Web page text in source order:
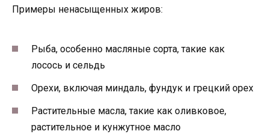
Примеры ненасыщенных жиров:
Рыба, особенно масляные сорта, такие как
лосось и сельдь
Орехи, включая миндаль, фундук и грецкий орех
Растительные масла, такие как оливковое,
растительное и кунжутное масло